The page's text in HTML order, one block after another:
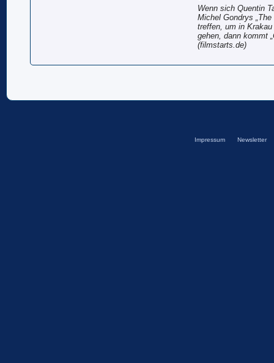
Wenn sich Quentin
Michel Gondrys
treffen, um in
gehen, dann kommt
(filmstarts.de)